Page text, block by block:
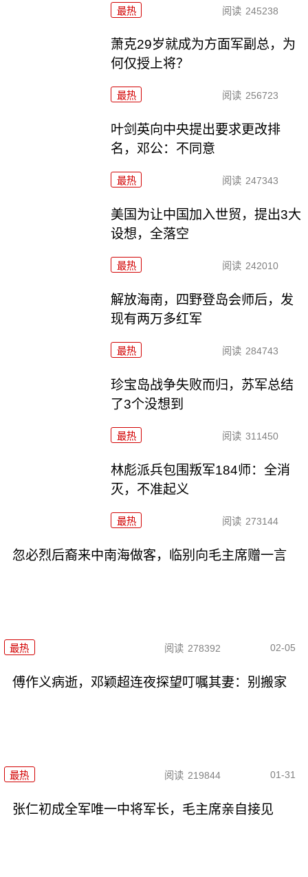
最热 阅读 245238
萧克29岁就成为方面军副总，为
何仅授上将？
最热 阅读 256723
叶剑英向中央提出要求更改排
名，邓公：不同意
最热 阅读 247343
美国为让中国加入世贸，提出3大
设想，全落空
最热 阅读 242010
解放海南，四野登岛会师后，发
现有两万多红军
最热 阅读 284743
珍宝岛战争失败而归，苏军总结
了3个没想到
最热 阅读 311450
林彪派兵包围叛军184师：全消
灭，不准起义
最热 阅读 273144
忽必烈后裔来中南海做客，临别向毛主席赠一言
最热 阅读 278392 02-05
傅作义病逝，邓颖超连夜探望叮嘱其妻：别搬家
最热 阅读 219844 01-31
张仁初成全军唯一中将军长，毛主席亲自接见